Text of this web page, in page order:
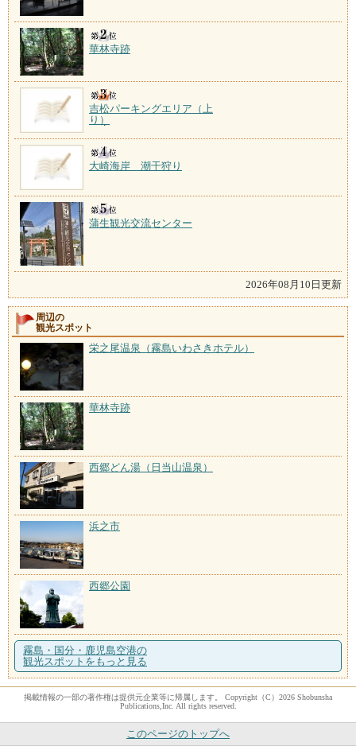
華林寺跡
吉松パーキングエリア（上
り）
大崎海岸 潮干狩り
蒲生観光交流センター
2026年08月10日更新
周辺の
観光スポット
栄之尾温泉（霧島いわさきホテル）
華林寺跡
西郷どん湯（日当山温泉）
浜之市
西郷公園
霧島・国分・鹿児島空港の
観光スポットをもっと見る
掲載情報の一部の著作権は提供元企業等に帰属します。 Copyright（C）2026 Shobunsha
Publications,Inc. All rights reserved.
このページのトップへ